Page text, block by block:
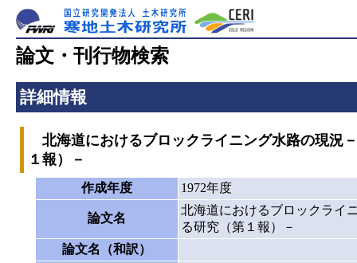
論文・刊行物検索
詳細情報
北海道におけるブロックライニング水路の現況
１報）－
作成年度 1972年度
論文名
北海道におけるブロックライ
る研究（第１報）－
論文名（和訳）